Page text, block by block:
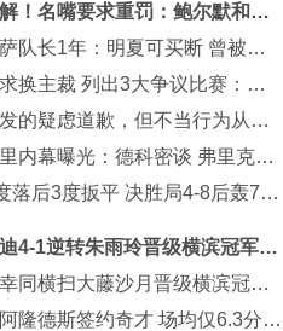
！名嘴要求重罚：鲍尔默和小
队长1年：明夏可买断 曾被查
换主裁 列出3大争议比赛：鲁
的疑虑道歉，但不当行为从未
内幕曝光：德科密谈 弗里克多
落后3度扳平 决胜局4-8后轰7-0
4-1逆转朱雨玲晋级横滨冠军赛
同横扫大藤沙月晋级横滨冠军
隆德斯签约奇才 场均仅6.3分告